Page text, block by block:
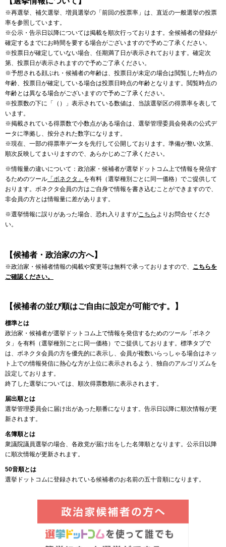
※再選挙、補欠選挙、増員選挙の「前回の投票率」は、直近の一般選挙の投票
率を参照しています。
※公示・告示日以降については掲載を順次行っております。全候補者の登録が
確定するまでにお時間を要する場合がございますので予めご了承ください。
※投票日が確定していない場合、任期満了日が表示されております。確定次
第、投票日が表示されますので予めご了承ください。
※予想される顔ぶれ・候補者の年齢は、投票日が未定の場合は閲覧した時点の
年齢、投票日が確定している場合は投票日時点の年齢となります。閲覧時点の
年齢とは異なる場合がございますので予めご了承ください。
※投票数の下に「（）」表示されている数値は、当該選挙区の得票率を表して
います。
※掲載されている得票数で小数点がある場合は、選挙管理委員会発表の公式デ
ータに準拠し、按分された数字になります。
※現在、一部の得票率データを先行して公開しております。準備が整い次第、
順次反映してまいりますので、あらかじめご了承ください。
※情報量の違いについて：政治家・候補者が選挙ドットコム上で情報を発信す
るためのツール 「ボネクタ」 を有料（選挙種別ごとに同一価格）でご提供して
おります。ボネクタ会員の方はご自身で情報を書き込むことができますので、
非会員の方とは情報量に差があります。
※選挙情報に誤りがあった場合、恐れ入りますがこちら よりお問合せくださ
い。
【候補者・政治家の方へ】
※政治家・候補者情報の掲載や変更等は無料で承っておりますので、 こちらを
ご確認ください。
【候補者の並び順はご自由に設定が可能です。】
標準とは
政治家・候補者が選挙ドットコム上で情報を発信するためのツール「ボネク
タ」を有料（選挙種別ごとに同一価格）でご提供しております。標準タブで
は、ボネクタ会員の方を優先的に表示し、会員が複数いらっしゃる場合はネッ
ト上での情報発信に熱心な方が上位に表示されるよう、独自のアルゴリズムを
設定しております。
終了した選挙については、順次得票数順に表示されます。
届出順とは
選挙管理委員会に届け出があった順番になります。告示日以降に順次情報が更
新されます。
名簿順とは
衆議院議員選挙の場合、各政党が届け出をした名簿順となります。公示日以降
に順次情報が更新されます。
50音順とは
選挙ドットコムに登録されている候補者のお名前の五十音順になります。